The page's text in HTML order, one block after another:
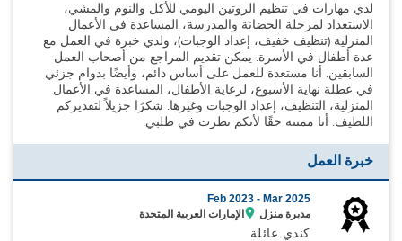
لدي مهارات في تنظيم الروتين اليومي للأكل والنوم والمشي،
الاستعداد لمرحلة الحضانة والمدرسة، المساعدة في الأعمال
المنزلية (تنظيف خفيف، إعداد الوجبات)، ولدي خبرة في العمل مع
عدة أطفال في الأسرة. يمكن تقديم المراجع من أصحاب العمل
السابقين. أنا مستعدة للعمل على أساس دائم، وأيضًا بدوام جزئي
في عطلة نهاية الأسبوع، لرعاية الأطفال، المساعدة في الأعمال
المنزلية، التنظيف، إعداد الوجبات وغيرها. شكرًا جزيلاً لتقديركم
اللطيف. أنا ممتنة حقًا لأنكم نظرت في طلبي.
خبرة العمل
Feb 2023 - Mar 2025
مدبرة منزل
الإمارات العربية المتحدة
كندي عائلة